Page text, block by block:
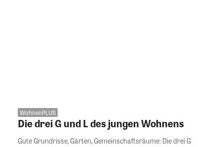
WohnenPLUS
Die drei G und L des jungen Wohnens
Gute Grundrisse, Gärten, Gemeinschaftsräume: Die drei G